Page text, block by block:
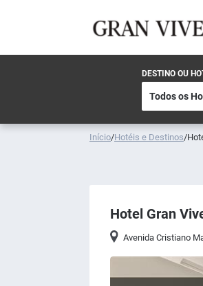
DESTINO OU
Início/Hotéis e Destinos/
Hotel Gran
Avenida Cristiano